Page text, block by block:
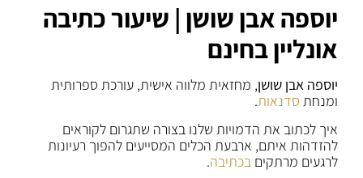
יוספה אבן שושן | שיעור כתיבה
אונליין בחינם
יוספה אבן שושן, מחזאית מלווה אישית, עורכת ספרותית
ומנחת סדנאות.
איך לכתוב את הדמויות שלנו בצורה שתגרום לקוראים
להזדהות איתם, ארבעת הכלים המסייעים להפוך רעיונות
לרגעים מרתקים בכתיבה.